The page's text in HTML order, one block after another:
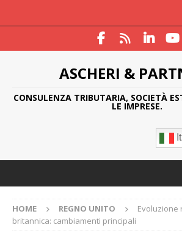
ASCHERI &
CONSULENZA TRIBUTARIA, SOCIETÀ
LE IMPRESE.
HOME REGNO UNITO
Evoluzione
britannica: cambiamenti principali